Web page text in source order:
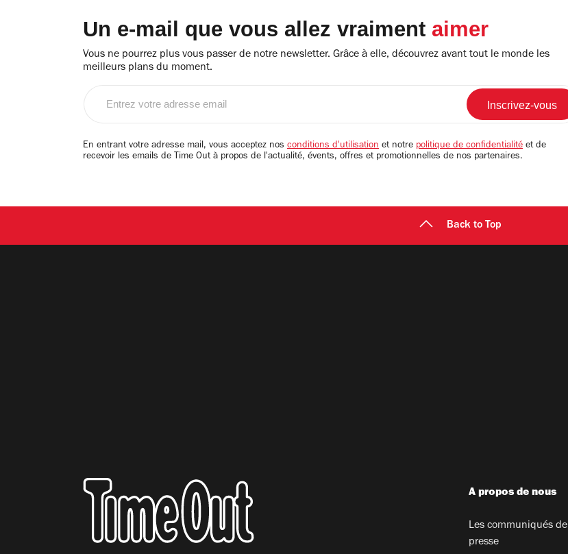
Un e-mail que vous allez vraiment aimer
Vous ne pourrez plus vous passer de notre newsletter. Grâce à elle, découvrez avant tout le monde les
meilleurs plans du moment.
email
En entrant votre adresse mail, vous acceptez nos conditions d'utilisation et notre politique de confidentialité et de
recevoir les emails de Time Out à propos de l'actualité, évents, offres et promotionnelles de nos partenaires.
Back to Top
A propos de nous
Les communiqués de
presse